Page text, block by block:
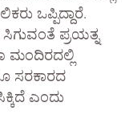
ಒಪ್ಪಿದ್ದಾರೆ.
ಪ್ರಯತ್ನ
ಮಂದಿರದಲ್ಲಿ
ಸರಕಾರದ
ಎಂದು